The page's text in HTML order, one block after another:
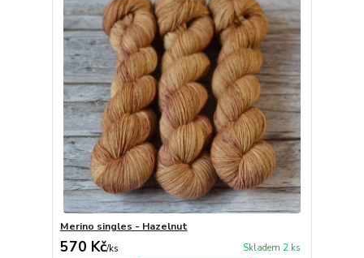
Merino singles - Hazelnut
570 Kč/ks Skladem 2 ks